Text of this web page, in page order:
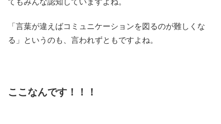
「言葉が違えばコミュニケーションを図るのが難しくな
る」というのも、言われずともですよね。
ここなんです！！！